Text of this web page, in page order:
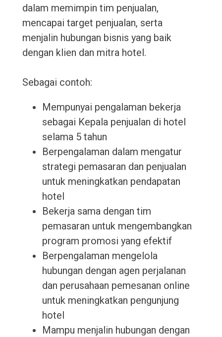
dalam memimpin tim penjualan,
mencapai target penjualan, serta
menjalin hubungan bisnis yang baik
dengan klien dan mitra hotel.
Sebagai contoh:
Mempunyai pengalaman bekerja
sebagai Kepala penjualan di hotel
selama 5 tahun
Berpengalaman dalam mengatur
strategi pemasaran dan penjualan
untuk meningkatkan pendapatan
hotel
Bekerja sama dengan tim
pemasaran untuk mengembangkan
program promosi yang efektif
Berpengalaman mengelola
hubungan dengan agen perjalanan
dan perusahaan pemesanan online
untuk meningkatkan pengunjung
hotel
Mampu menjalin hubungan dengan